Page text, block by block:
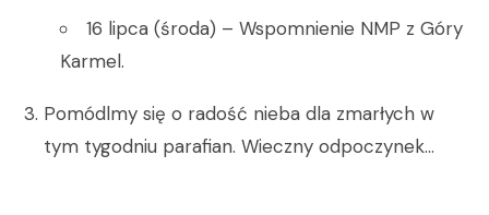
16 lipca (środa) – Wspomnienie NMP z Góry
Karmel.
Pomódlmy się o radość nieba dla zmarłych w
tym tygodniu parafian. Wieczny odpoczynek…